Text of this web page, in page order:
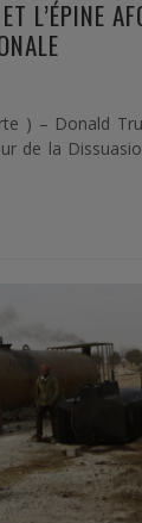
L’ÉPINE
) – Donald
de la